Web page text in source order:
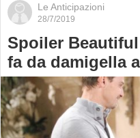
Le Anticipazioni
28/7/2019
Spoiler
fa da damigella